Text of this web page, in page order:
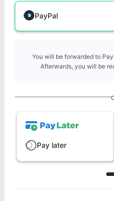
PayPal
You will be forwarded to
Afterwards, you will be
Pay later